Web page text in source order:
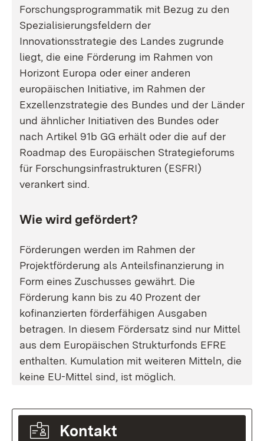
Forschungsprogrammatik mit Bezug zu den
Spezialisierungsfeldern der
Innovationsstrategie des Landes zugrunde
liegt, die eine Förderung im Rahmen von
Horizont Europa oder einer anderen
europäischen Initiative, im Rahmen der
Exzellenzstrategie des Bundes und der Länder
und ähnlicher Initiativen des Bundes oder
nach Artikel 91b GG erhält oder die auf der
Roadmap des Europäischen Strategieforums
für Forschungsinfrastrukturen (ESFRI)
verankert sind.
Wie wird gefördert?
Förderungen werden im Rahmen der
Projektförderung als Anteilsfinanzierung in
Form eines Zuschusses gewährt. Die
Förderung kann bis zu 40 Prozent der
kofinanzierten förderfähigen Ausgaben
betragen. In diesem Fördersatz sind nur Mittel
aus dem Europäischen Strukturfonds EFRE
enthalten. Kumulation mit weiteren Mitteln, die
keine EU-Mittel sind, ist möglich.
Kontakt